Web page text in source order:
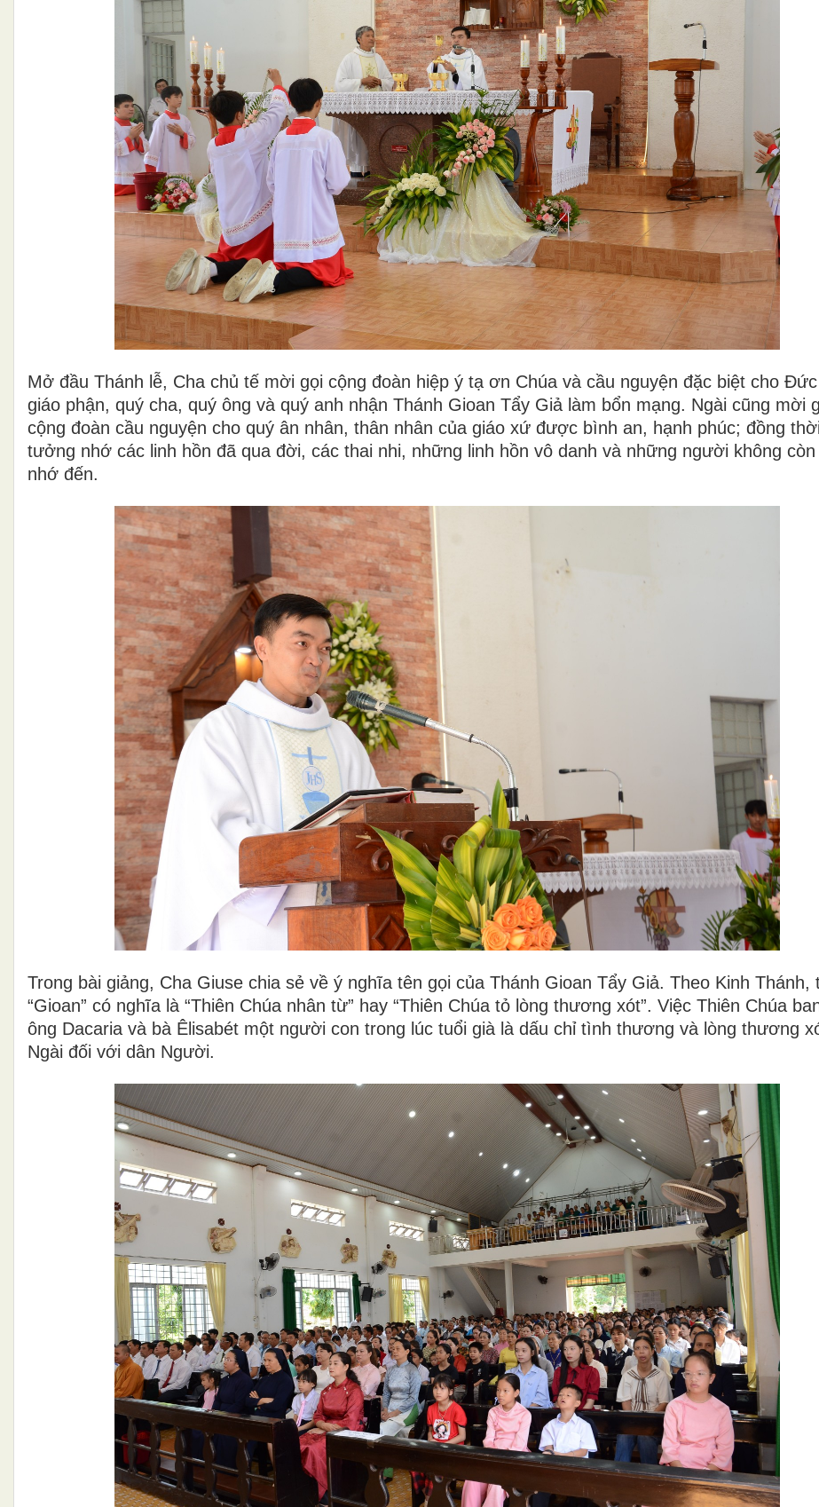
Mở đầu Thánh lễ, Cha chủ tế mời gọi cộng đoàn hiệp ý tạ ơn Chúa và cầu nguyện đặc biệt cho
giáo phận, quý cha, quý ông và quý anh nhận Thánh Gioan Tẩy Giả làm bổn mạng. Ngài cũng mời
cộng đoàn cầu nguyện cho quý ân nhân, thân nhân của giáo xứ được bình an, hạnh phúc; đồng thời
tưởng nhớ các linh hồn đã qua đời, các thai nhi, những linh hồn vô danh và những người không còn
nhớ đến.
Trong bài giảng, Cha Giuse chia sẻ về ý nghĩa tên gọi của Thánh Gioan Tẩy Giả. Theo Kinh Thánh,
“Gioan” có nghĩa là “Thiên Chúa nhân từ” hay “Thiên Chúa tỏ lòng thương xót”. Việc Thiên Chúa
ông Dacaria và bà Êlisabét một người con trong lúc tuổi già là dấu chỉ tình thương và lòng thương
Ngài đối với dân Người.